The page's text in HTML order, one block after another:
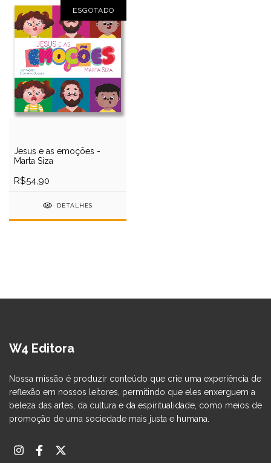
ESGOTADO
Jesus e as emoções -
Marta Siza
R$54,90
DETALHES
W4 Editora
Nossa missão é produzir conteúdo que crie uma experiência de
reflexão em nossos leitores, permitindo que eles enxerguem a
beleza das artes, da cultura e da espiritualidade, como meios de
promoção de uma sociedade mais justa e humana.